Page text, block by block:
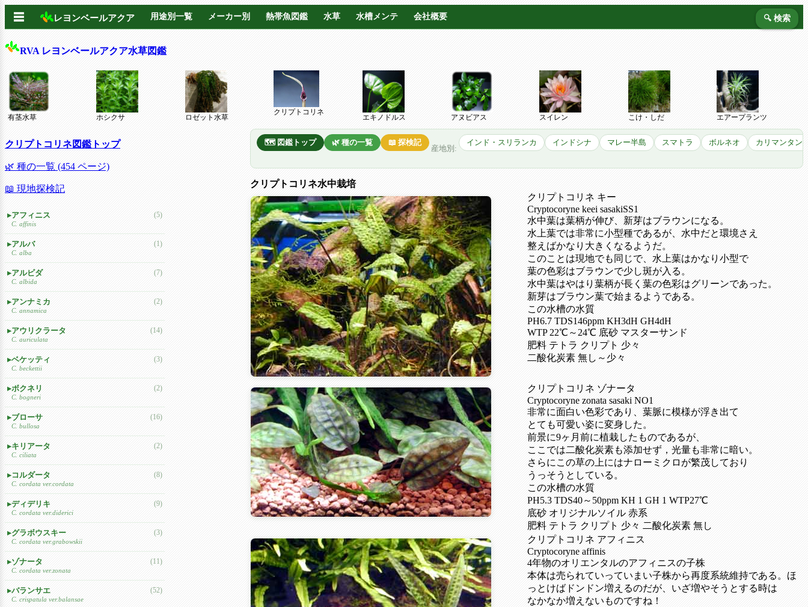
☰ レヨンベールアクア 用途別一覧 メーカー別 熱帯魚図鑑 水草 水槽メンテ 会社概要 🔍 検索
RVA レヨンベールアクア水草図鑑
有茎水草 ホシクサ ロゼット水草
クリプトコリネ
エキノドルス アヌビアス スイレン こけ・しだ エアープランツ
🗺️ 図鑑トップ 🌿 種の一覧 📖 探検記
産地別:
インド・スリランカ インドシナ マレー半島 スマトラ ボルネオ カリマンタン
クリプトコリネ水中栽培
クリプトコリネ キー
Cryptocoryne keei sasakiSS1
水中葉は葉柄が伸び、新芽はブラウンになる。
水上葉では非常に小型種であるが、水中だと環境さえ
整えばかなり大きくなるようだ。
このことは現地でも同じで、水上葉はかなり小型で
葉の色彩はブラウンで少し斑が入る。
水中葉はやはり葉柄が長く葉の色彩はグリーンであった。
新芽はブラウン葉で始まるようである。
この水槽の水質
PH6.7 TDS146ppm KH3dH GH4dH
WTP 22℃～24℃ 底砂 マスターサンド
肥料 テトラ クリプト 少々
二酸化炭素 無し～少々
クリプトコリネ ゾナータ
Cryptocoryne zonata sasaki NO1
非常に面白い色彩であり、葉脈に模様が浮き出て
とても可愛い姿に変身した。
前景に9ヶ月前に植栽したものであるが、
ここでは二酸化炭素も添加せず，光量も非常に暗い。
さらにこの草の上にはナローミクロが繁茂しており
うっそうとしている。
この水槽の水質
PH5.3 TDS40～50ppm KH 1 GH 1 WTP27℃
底砂 オリジナルソイル 赤系
肥料 テトラ クリプト 少々 二酸化炭素 無し
クリプトコリネ アフィニス
Cryptocoryne affinis
4年物のオリエンタルのアフィニスの子株
本体は売られていっていまい子株から再度系統維持である。ほ
っとけばドンドン増えるのだが、いざ増やそうとする時は
なかなか増えないものですね！
クリプトコリネ図鑑トップ
🌿 種の一覧 (454 ページ)
📖 現地探検記
アフィニス
C. affinis
(5)
アルバ
C. alba
(1)
アルビダ
C. albida
(7)
アンナミカ
C. annamica
(2)
アウリクラータ
C. auriculata
(14)
ベケッティ
C. beckettii
(3)
ボクネリ
C. bogneri
(2)
ブローサ
C. bullosa
(16)
キリアータ
C. ciliata
(2)
コルダータ
C. cordata ver.cordata
(8)
ディデリキ
C. cordata ver.diderici
(9)
グラボウスキー
C. cordata ver.grabowskii
(3)
ゾナータ
C. cordata ver.zonata
(11)
バランサエ
C. crispatula ver.balansae
(52)